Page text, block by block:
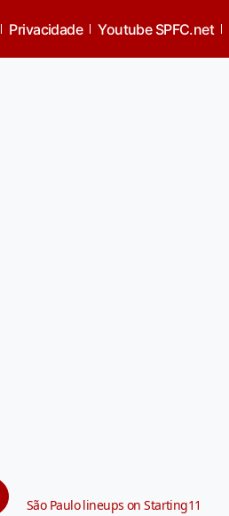
Privacidade Youtube SPFC.net
São Paulo lineups on Starting11